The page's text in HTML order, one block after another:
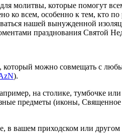
молитвы, которые помогут
ко всем, особенно к тем, кто
нашей вынужденной
празднования Святой
можно совмещать с
).
на столике, тумбочке
предметы (иконы,
в вашем приходском или